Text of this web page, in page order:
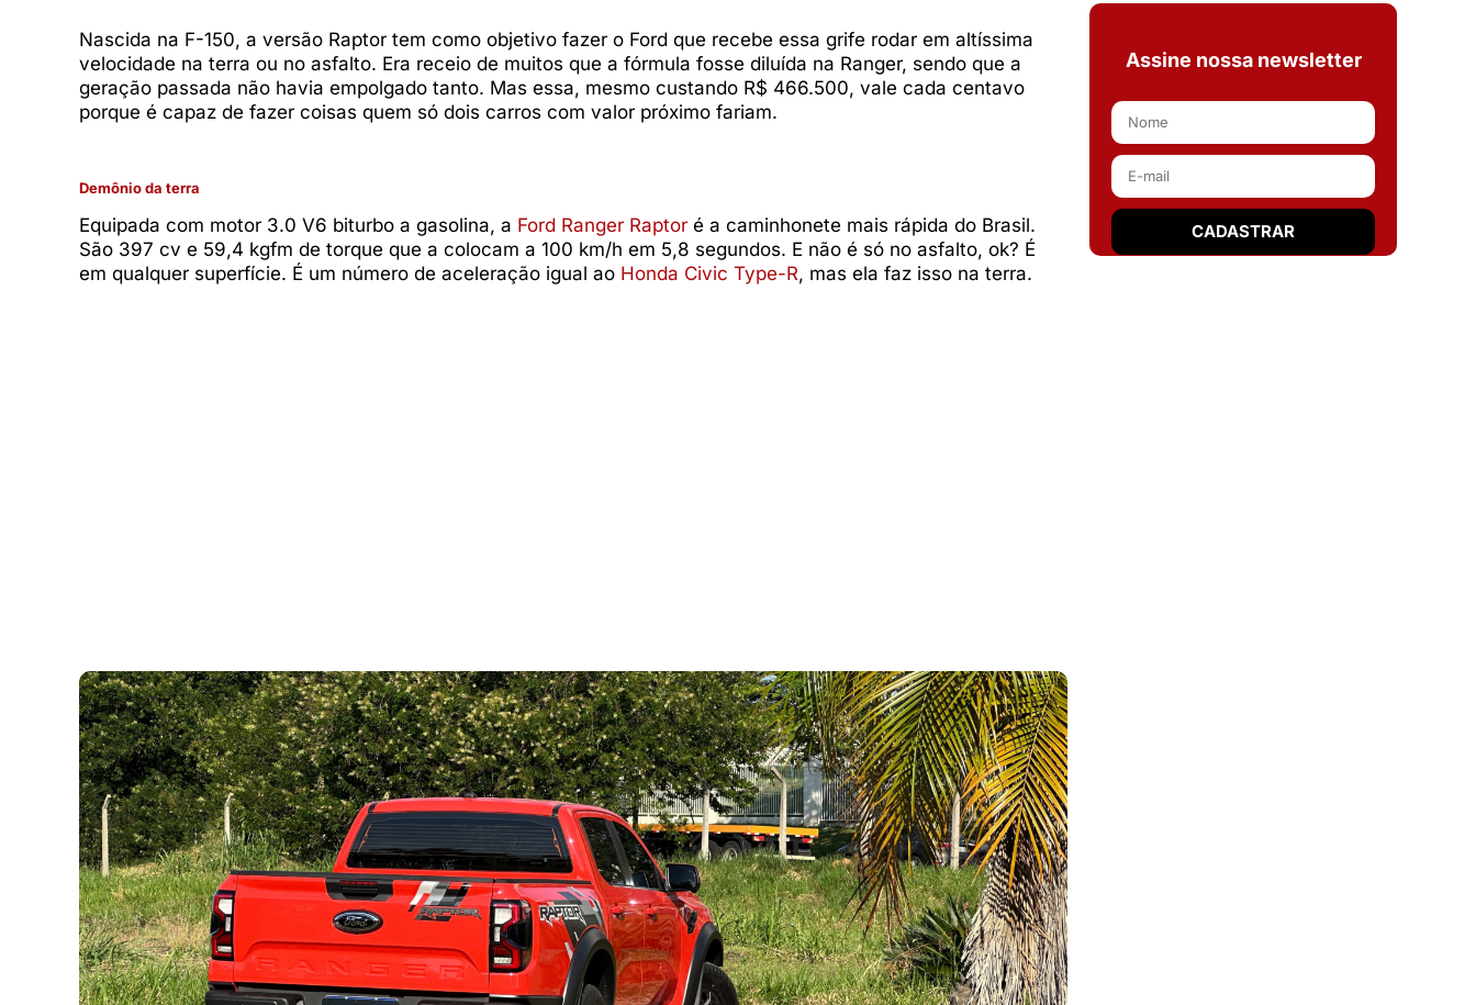
Nascida na F-150, a versão Raptor tem como objetivo fazer o Ford que recebe essa grife rodar em altíssima
velocidade na terra ou no asfalto. Era receio de muitos que a fórmula fosse diluída na Ranger, sendo que a
geração passada não havia empolgado tanto. Mas essa, mesmo custando R$ 466.500, vale cada centavo
porque é capaz de fazer coisas quem só dois carros com valor próximo fariam.
Demônio da terra
Equipada com motor 3.0 V6 biturbo a gasolina, a Ford Ranger Raptor é a caminhonete mais rápida do Brasil.
São 397 cv e 59,4 kgfm de torque que a colocam a 100 km/h em 5,8 segundos. E não é só no asfalto, ok? É
em qualquer superfície. É um número de aceleração igual ao Honda Civic Type-R, mas ela faz isso na terra.
Assine nossa newsletter